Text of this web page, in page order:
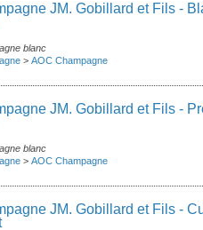
JM. Gobillard et Fils -
blanc
> AOC Champagne
JM. Gobillard et Fils -
blanc
> AOC Champagne
JM. Gobillard et Fils -